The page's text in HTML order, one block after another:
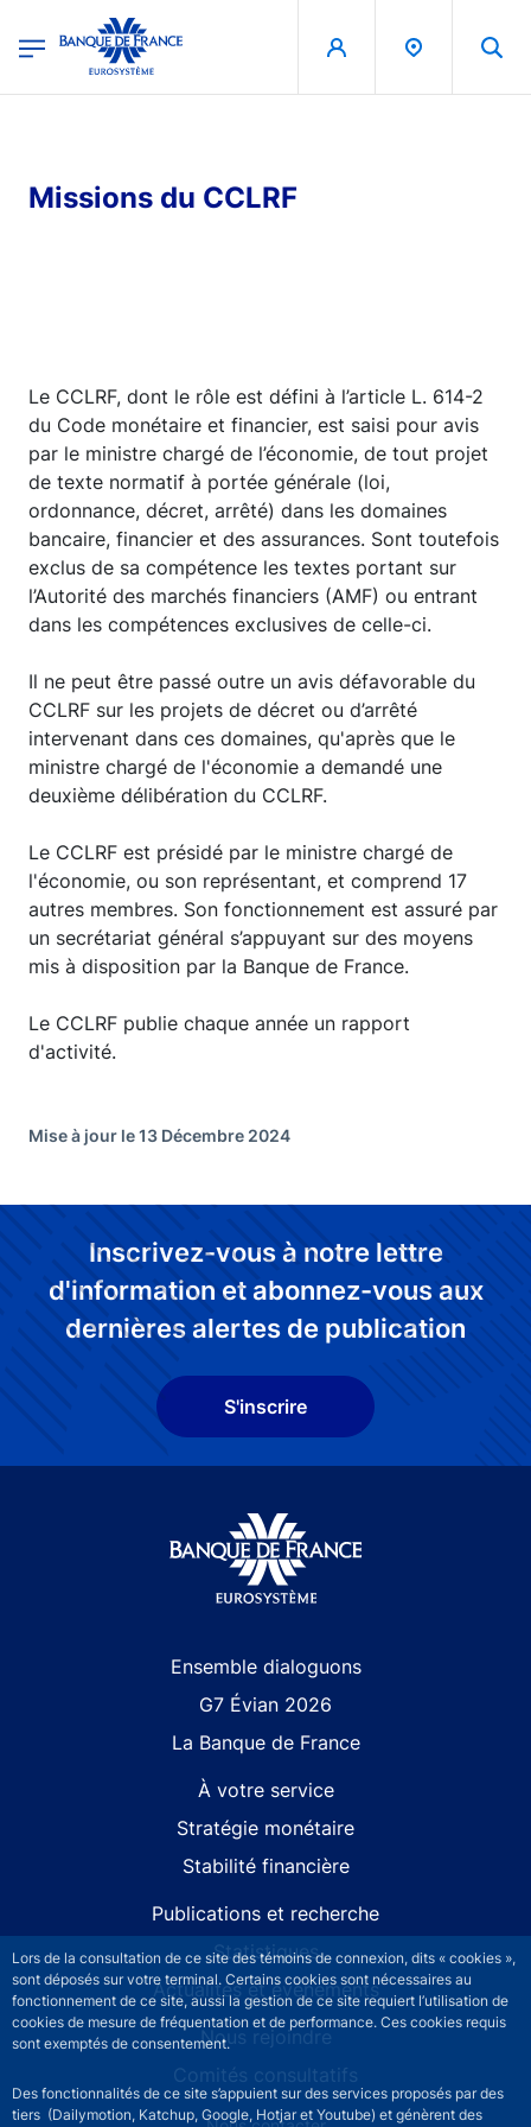
Lors de la consultation de ce site des témoins de connexion, dits « cookies »,
sont déposés sur votre terminal. Certains cookies sont nécessaires au
fonctionnement de ce site, aussi la gestion de ce site requiert l’utilisation de
cookies de mesure de fréquentation et de performance. Ces cookies requis
sont exemptés de consentement.
Des fonctionnalités de ce site s’appuient sur des services proposés par des
tiers (Dailymotion, Katchup, Google, Hotjar et Youtube) et génèrent des
Banque de France - Menu Principal
Missions du CCLRF
Le CCLRF, dont le rôle est défini à l’article L. 614-2
du Code monétaire et financier, est saisi pour avis
par le ministre chargé de l’économie, de tout projet
de texte normatif à portée générale (loi,
ordonnance, décret, arrêté) dans les domaines
bancaire, financier et des assurances. Sont toutefois
exclus de sa compétence les textes portant sur
l’Autorité des marchés financiers (AMF) ou entrant
dans les compétences exclusives de celle-ci.
Il ne peut être passé outre un avis défavorable du
CCLRF sur les projets de décret ou d’arrêté
intervenant dans ces domaines, qu'après que le
ministre chargé de l'économie a demandé une
deuxième délibération du CCLRF.
Le CCLRF est présidé par le ministre chargé de
l'économie, ou son représentant, et comprend 17
autres membres. Son fonctionnement est assuré par
un secrétariat général s’appuyant sur des moyens
mis à disposition par la Banque de France.
Le CCLRF publie chaque année un rapport
d'activité.
Mise à jour le 13 Décembre 2024
Inscrivez-vous à notre lettre
d'information et abonnez-vous aux
dernières alertes de publication
S'inscrire
Ensemble dialoguons
G7 Évian 2026
La Banque de France
À votre service
Stratégie monétaire
Stabilité financière
Publications et recherche
Statistiques
Actualités et événements
Nous rejoindre
Comités consultatifs